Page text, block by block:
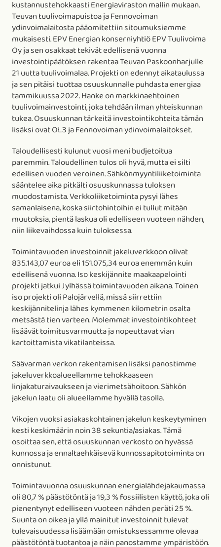
kustannustehokkaasti Energiaviraston mallin mukaan.
Teuvan tuulivoimapuistoa ja Fennovoiman
ydinvoimalaitosta pääomitettiin sitoumuksiemme
mukaisesti. EPV Energian konserniyhtiö EPV Tuulivoima
Oy ja sen osakkaat tekivät edellisenä vuonna
investointipäätöksen rakentaa Teuvan Paskoonharjulle
21 uutta tuulivoimalaa. Projekti on edennyt aikataulussa
ja sen pitäisi tuottaa osuuskunnalle puhdasta energiaa
tammikuussa 2022. Hanke on markkinaehtoinen
tuulivoimainvestointi, joka tehdään ilman yhteiskunnan
tukea. Osuuskunnan tärkeitä investointikohteita tämän
lisäksi ovat OL3 ja Fennovoiman ydinvoimalaitokset.
Taloudellisesti kulunut vuosi meni budjetoitua
paremmin. Taloudellinen tulos oli hyvä, mutta ei silti
edellisen vuoden veroinen. Sähkönmyyntiliiketoiminta
sääntelee aika pitkälti osuuskunnassa tuloksen
muodostamista. Verkkoliiketoiminta pysyi lähes
samanlaisena, koska siirtohintoihin ei tullut mitään
muutoksia, pientä laskua oli edelliseen vuoteen nähden,
niin liikevaihdossa kuin tuloksessa.
Toimintavuoden investoinnit jakeluverkkoon olivat
835.143,07 euroa eli 151.075,34 euroa enemmän kuin
edellisenä vuonna. Iso keskijännite maakaapelointi
projekti jatkui Jylhässä toimintavuoden aikana. Toinen
iso projekti oli Palojärvellä, missä siirrettiin
keskijännitelinja lähes kymmenen kilometrin osalta
metsästä tien varteen. Molemmat investointikohteet
lisäävät toimitusvarmuutta ja nopeuttavat vian
kartoittamista vikatilanteissa.
Säävarman verkon rakentamisen lisäksi panostimme
jakeluverkkoalueellamme tehokkaaseen
linjakaturaivaukseen ja vierimetsähoitoon. Sähkön
jakelun laatu oli alueellamme hyvällä tasolla.
Vikojen vuoksi asiakaskohtainen jakelun keskeytyminen
kesti keskimäärin noin 38 sekuntia/asiakas. Tämä
osoittaa sen, että osuuskunnan verkosto on hyvässä
kunnossa ja ennaltaehkäisevä kunnossapitotoiminta on
onnistunut.
Toimintavuonna osuuskunnan energialähdejakaumassa
oli 80,7 % päästötöntä ja 19,3 % fossiilisten käyttö, joka oli
pienentynyt edelliseen vuoteen nähden peräti 25 %.
Suunta on oikea ja yllä mainitut investoinnit tulevat
tulevaisuudessa lisäämään omistuksessamme olevaa
päästötöntä tuotantoa ja näin panostamme ympäristöön.